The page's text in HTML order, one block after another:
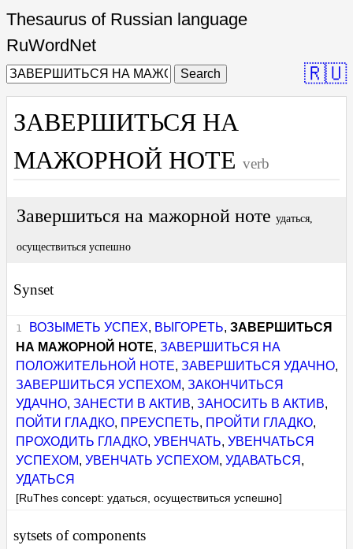
Thesaurus of Russian language
RuWordNet
Search 🇷🇺
ЗАВЕРШИТЬСЯ НА
МАЖОРНОЙ НОТЕ verb
Завершиться на мажорной ноте удаться,
осуществиться успешно
Synset
ВОЗЫМЕТЬ УСПЕХ, ВЫГОРЕТЬ, ЗАВЕРШИТЬСЯ
НА МАЖОРНОЙ НОТЕ,ЗАВЕРШИТЬСЯ НА
ПОЛОЖИТЕЛЬНОЙ НОТЕ,ЗАВЕРШИТЬСЯ УДАЧНО,
ЗАВЕРШИТЬСЯ УСПЕХОМ,ЗАКОНЧИТЬСЯ
УДАЧНО,ЗАНЕСТИ В АКТИВ,ЗАНОСИТЬ В АКТИВ,
ПОЙТИ ГЛАДКО, ПРЕУСПЕТЬ, ПРОЙТИ ГЛАДКО,
ПРОХОДИТЬ ГЛАДКО,УВЕНЧАТЬ,УВЕНЧАТЬСЯ
УСПЕХОМ,УВЕНЧАТЬ УСПЕХОМ,УДАВАТЬСЯ ,
УДАТЬСЯ
[RuThes concept: удаться, осуществиться успешно]
sytsets of components